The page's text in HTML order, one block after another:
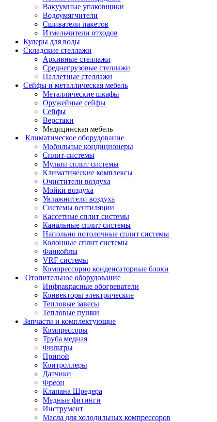
Вакуумные упаковщики
Водоумягчители
Сшиватели пакетов
Измельчители отходов
Кулеры для воды
Складские стеллажи
Архивные стеллажи
Среднегрузовые стеллажи
Паллетные стеллажи
Сейфы и металлическая мебель
Металлические шкафы
Оружейные сейфы
Сейфы
Верстаки
Медицинская мебель
Климатическое оборудование
Мобильные кондиционеры
Сплит-системы
Мульти сплит системы
Климатические комплексы
Очистители воздуха
Мойки воздуха
Увлажнители воздуха
Системы вентиляции
Кассетные сплит системы
Канальные сплит системы
Напольно потолочные сплит системы
Колонные сплит системы
Фанкойлы
VRF системы
Компрессорно конденсаторные блоки
Отопительное оборудование
Инфракрасные обогреватели
Конвекторы электрические
Тепловые завесы
Тепловые пушки
Запчасти и комплектующие
Компрессоры
Труба медная
Фильтры
Припой
Контроллеры
Датчики
Фреон
Клапана Шредера
Медные фитинги
Инструмент
Масла для холодильных компрессоров